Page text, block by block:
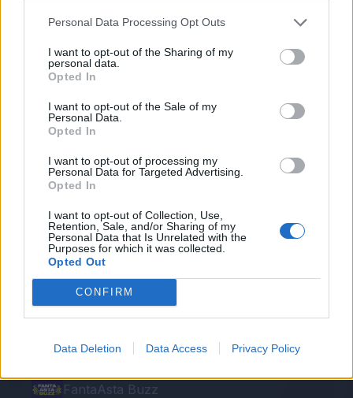
Personal Data Processing Opt Outs
I want to opt-out of the Sharing of my
personal data.
Opted In
I want to opt-out of the Sale of my
Personal Data.
Opted In
I want to opt-out of processing my
Personal Data for Targeted Advertising.
Opted In
I want to opt-out of Collection, Use,
Retention, Sale, and/or Sharing of my
Personal Data that Is Unrelated with the
Purposes for which it was collected.
Opted Out
CONFIRM
Data Deletion Data Access Privacy Policy
Redazione Fantacalcio.it
Fantacalcio® Serie A Enilive
Leghe Fantacalcio® Serie A Enilive
EuroLeghe Fantacalcio®
FantaAsta Live
FantaAsta Buzz